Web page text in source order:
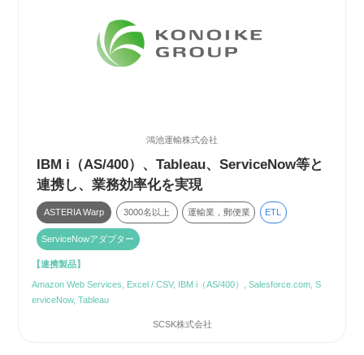
鴻池運輸株式会社
IBM i（AS/400）、Tableau、ServiceNow等と
連携し、業務効率化を実現
ASTERIA Warp 3000名以上 運輸業，郵便業 ETL
ServiceNowアダプター
【連携製品】
Amazon Web Services, Excel / CSV, IBM i（AS/400）, Salesforce.com, S
erviceNow, Tableau
SCSK株式会社